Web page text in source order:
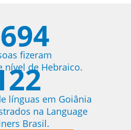
fizeram
nível de Hebraico.
línguas em Goiânia
na Language
Brasil.